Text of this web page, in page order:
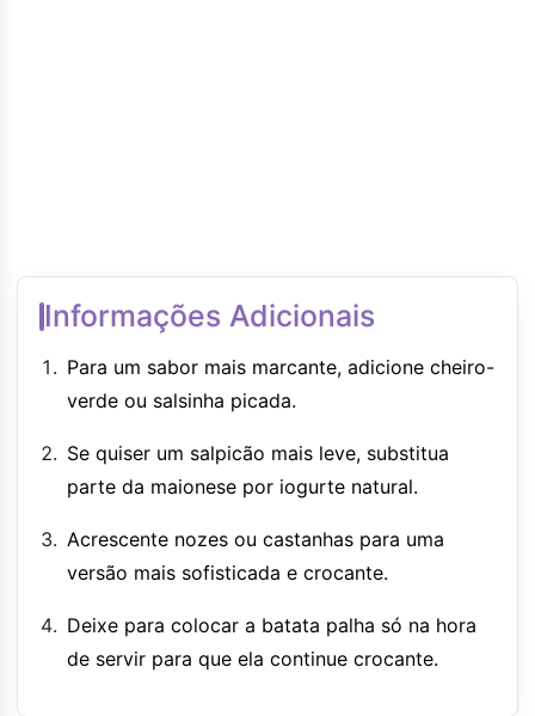
Informações Adicionais
Para um sabor mais marcante, adicione cheiro-
verde ou salsinha picada.
Se quiser um salpicão mais leve, substitua
parte da maionese por iogurte natural.
Acrescente nozes ou castanhas para uma
versão mais sofisticada e crocante.
Deixe para colocar a batata palha só na hora
de servir para que ela continue crocante.